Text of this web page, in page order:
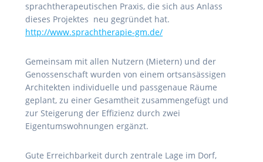
sprachtherapeutischen Praxis, die sich aus Anlass
dieses Projektes neu gegründet hat.
http://www.sprachtherapie-gm.de/
Gemeinsam mit allen Nutzern (Mietern) und der
Genossenschaft wurden von einem ortsansässigen
Architekten individuelle und passgenaue Räume
geplant, zu einer Gesamtheit zusammengefügt und
zur Steigerung der Effizienz durch zwei
Eigentumswohnungen ergänzt.
Gute Erreichbarkeit durch zentrale Lage im Dorf,